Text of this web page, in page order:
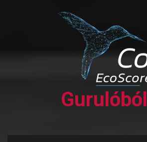
Gurulóból